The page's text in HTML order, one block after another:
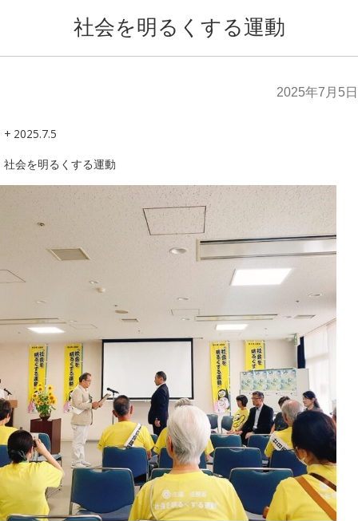
社会を明るくする運動
2025年7月5日
+ 2025.7.5
社会を明るくする運動